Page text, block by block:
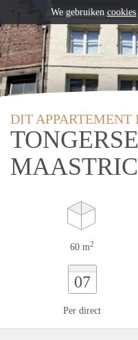
DIT APPARTEMENT
60 m2
07
Per direct
We gebruiken cookies